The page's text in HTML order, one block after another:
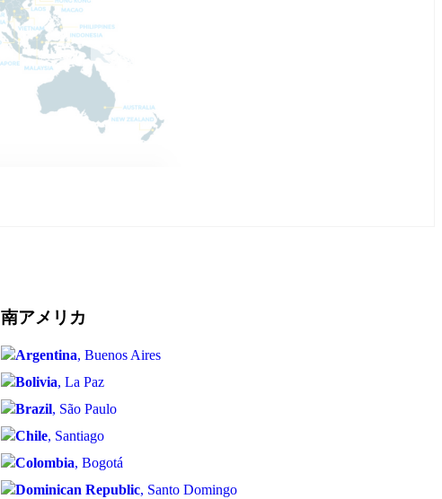
南アメリカ
Argentina, Buenos Aires
Bolivia, La Paz
Brazil, São Paulo
Chile, Santiago
Colombia, Bogotá
Dominican Republic, Santo Domingo